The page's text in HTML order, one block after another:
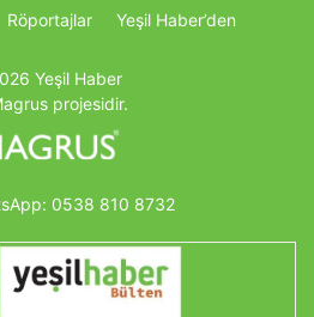
Röportajlar Yeşil Haber’den
Yeşil Haber
projesidir.
0538 810 8732